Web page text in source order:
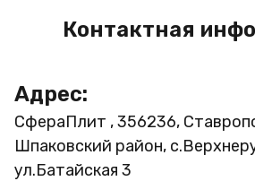
Контактная
Адрес:
СфераПлит , 356236,
Шпаковский район,
ул.Батайская 3